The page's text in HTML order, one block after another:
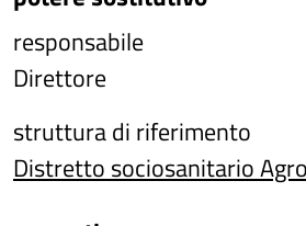
responsabile
Direttore
struttura di riferimento
Distretto sociosanitario